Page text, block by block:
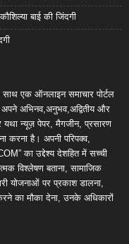
बाई की जिंदगी
एक ऑनलाइन समाचार पोर्टल
अभिनव,अनुभव,अद्वितीय और
यथा न्यूज़ पेपर, मैगजीन, प्रसारण
करना है। अपनी परिपक्व,
का उद्देश्य देशहित में सच्ची
विश्लेषण बताना, सामाजिक
योजनाओं पर प्रकाश डालना,
का मौका देना, उनके अधिकारों